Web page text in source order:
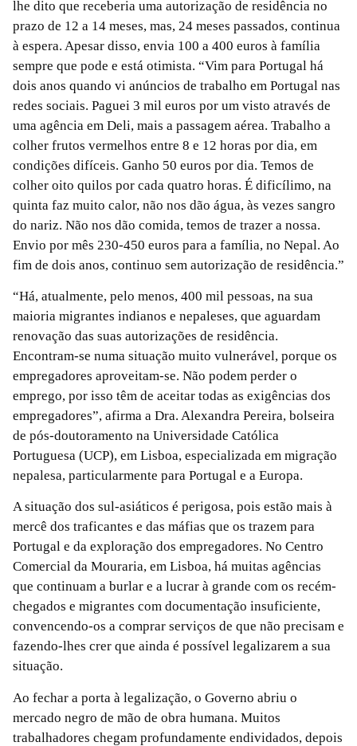
lhe dito que receberia uma autorização de residência no
prazo de 12 a 14 meses, mas, 24 meses passados, continua
à espera. Apesar disso, envia 100 a 400 euros à família
sempre que pode e está otimista. “Vim para Portugal há
dois anos quando vi anúncios de trabalho em Portugal nas
redes sociais. Paguei 3 mil euros por um visto através de
uma agência em Deli, mais a passagem aérea. Trabalho a
colher frutos vermelhos entre 8 e 12 horas por dia, em
condições difíceis. Ganho 50 euros por dia. Temos de
colher oito quilos por cada quatro horas. É dificílimo, na
quinta faz muito calor, não nos dão água, às vezes sangro
do nariz. Não nos dão comida, temos de trazer a nossa.
Envio por mês 230-450 euros para a família, no Nepal. Ao
fim de dois anos, continuo sem autorização de residência.”
“Há, atualmente, pelo menos, 400 mil pessoas, na sua
maioria migrantes indianos e nepaleses, que aguardam
renovação das suas autorizações de residência.
Encontram-se numa situação muito vulnerável, porque os
empregadores aproveitam-se. Não podem perder o
emprego, por isso têm de aceitar todas as exigências dos
empregadores”, afirma a Dra. Alexandra Pereira, bolseira
de pós-doutoramento na Universidade Católica
Portuguesa (UCP), em Lisboa, especializada em migração
nepalesa, particularmente para Portugal e a Europa.
A situação dos sul-asiáticos é perigosa, pois estão mais à
mercê dos traficantes e das máfias que os trazem para
Portugal e da exploração dos empregadores. No Centro
Comercial da Mouraria, em Lisboa, há muitas agências
que continuam a burlar e a lucrar à grande com os recém-
chegados e migrantes com documentação insuficiente,
convencendo-os a comprar serviços de que não precisam e
fazendo-lhes crer que ainda é possível legalizarem a sua
situação.
Ao fechar a porta à legalização, o Governo abriu o
mercado negro de mão de obra humana. Muitos
trabalhadores chegam profundamente endividados, depois